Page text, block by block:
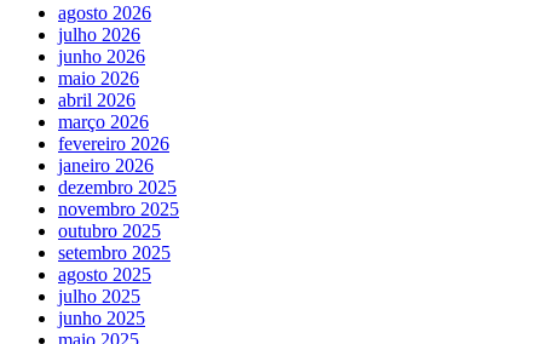
agosto 2026
julho 2026
junho 2026
maio 2026
abril 2026
março 2026
fevereiro 2026
janeiro 2026
dezembro 2025
novembro 2025
outubro 2025
setembro 2025
agosto 2025
julho 2025
junho 2025
maio 2025